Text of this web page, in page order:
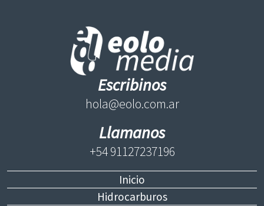
Escribinos
hola@eolo.com.ar
Llamanos
+54 91127237196
Inicio
Hidrocarburos